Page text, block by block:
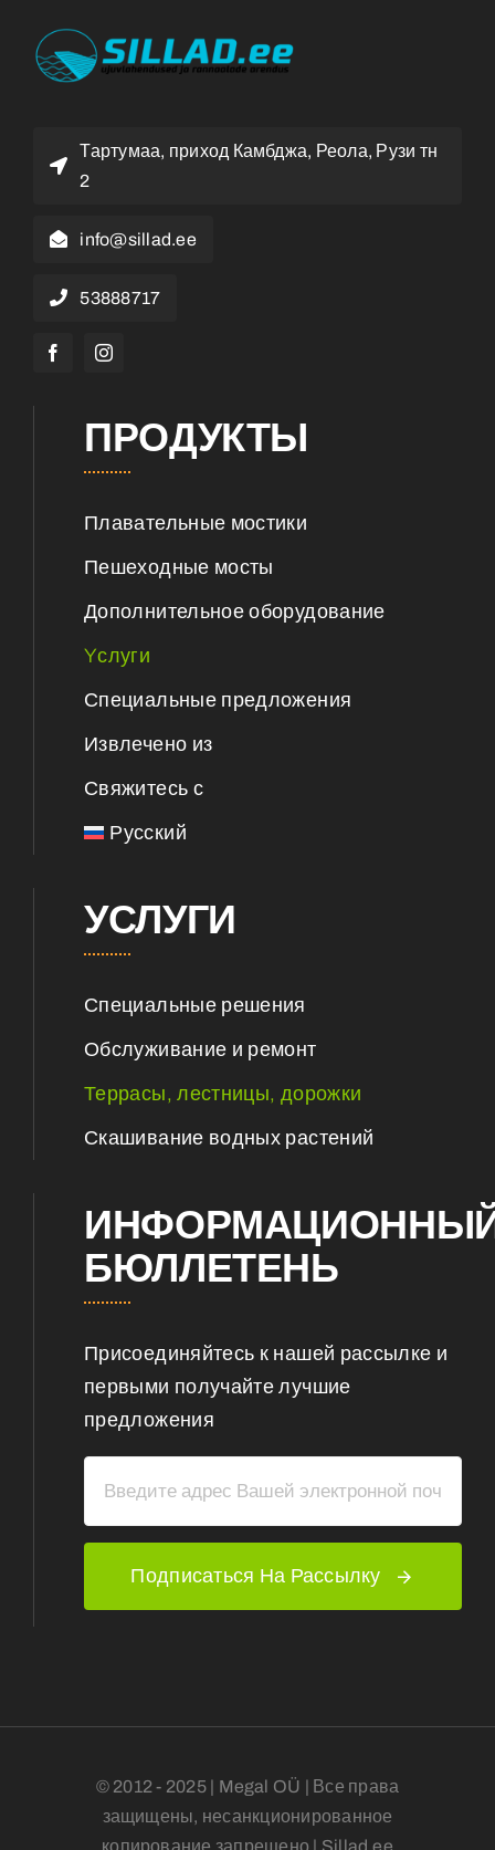
Тартумаа, приход Камбджа, Реола, Рузи тн
2
info@sillad.ee
53888717
ПРОДУКТЫ
Плавательные мостики
Пешеходные мосты
Дополнительное оборудование
Yслуги
Специальные предложения
Извлечено из
Свяжитесь с
Русский
УСЛУГИ
Специальные решения
Обслуживание и ремонт
Террасы, лестницы, дорожки
Скашивание водных растений
БЮЛЛЕТЕНЬ
Присоединяйтесь к нашей рассылке и
первыми получайте лучшие
предложения
Подписаться На Рассылку
© 2012 - 2025 | Megal OÜ | Все права
защищены, несанкционированное
копирование запрещено | Sillad.ee